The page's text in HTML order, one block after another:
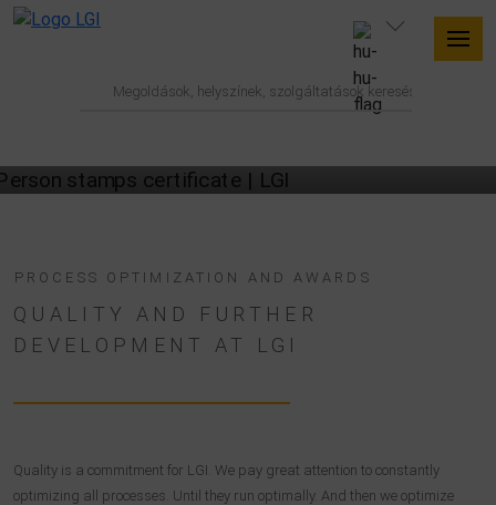
PROCESS OPTIMIZATION AND AWARDS
QUALITY AND FURTHER
DEVELOPMENT AT LGI
Quality is a commitment for LGI. We pay great attention to constantly
optimizing all processes. Until they run optimally. And then we optimize